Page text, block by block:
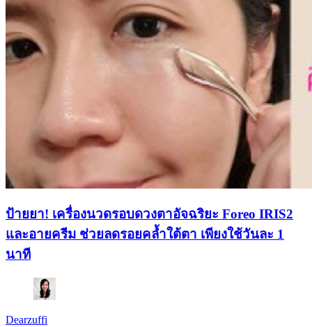
ป้ายยา! เครื่องนวดรอบดวงตาอัจฉริยะ Foreo IRIS2
และอายครีม ช่วยลดรอยคล้ำใต้ตา เพียงใช้วันละ 1
นาที
Dearzuffi